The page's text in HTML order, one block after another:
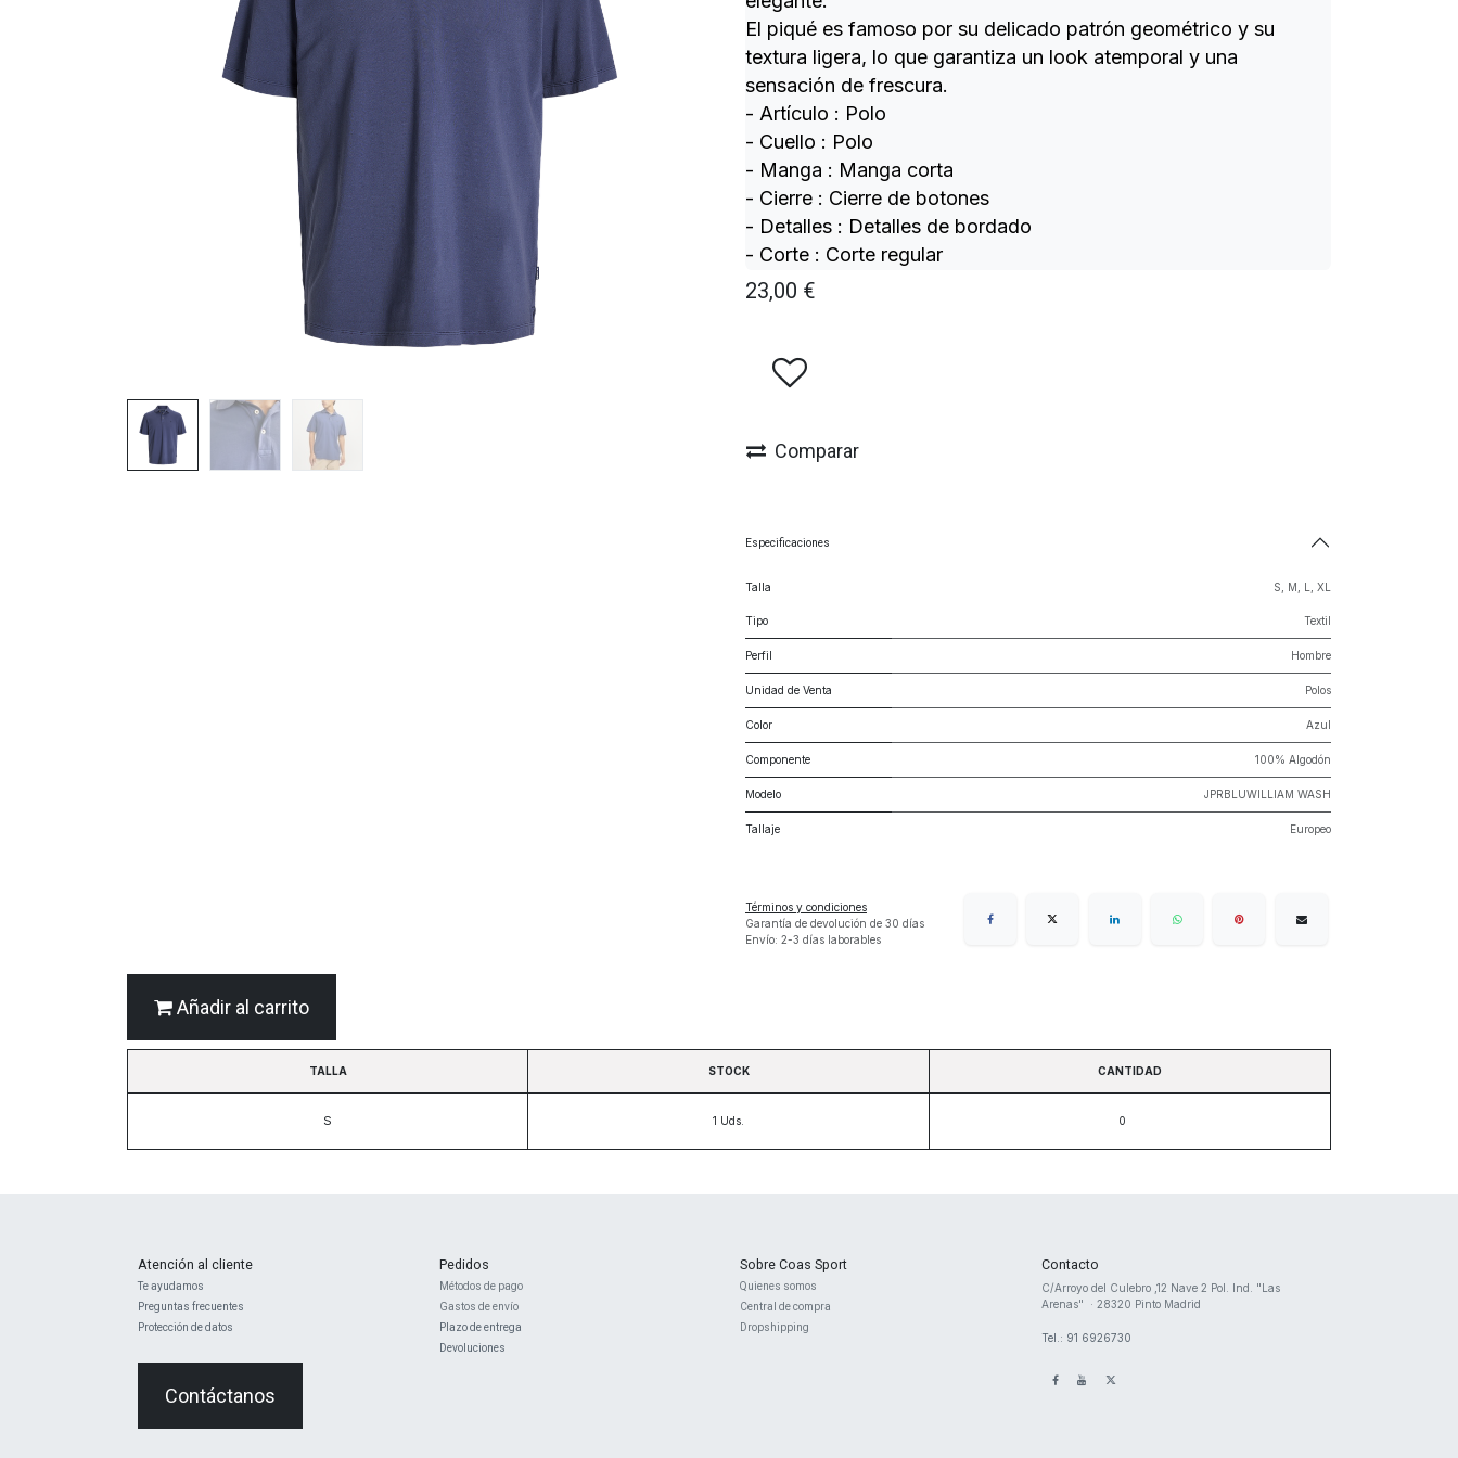
El piqué es famoso por su delicado patrón geométrico y su
textura ligera, lo que garantiza un look atemporal y una
sensación de frescura.
- Artículo : Polo
- Cuello : Polo
- Manga : Manga corta
- Cierre : Cierre de botones
- Detalles : Detalles de bordado
- Corte : Corte regular
23,00 €
Comparar
Especificaciones
Talla S M L XL
Tipo Textil
Perfil Hombre
Unidad de Venta Polos
Color Azul
Componente 100% Algodón
Modelo JPRBLUWILLIAM WASH
Tallaje Europeo
Términos y condiciones
Garantía de devolución de 30 días
Envío: 2-3 días laborables
Añadir al carrito
TALLA STOCK CANTIDAD
S 1 Uds.
Pedidos
Métodos de pago
Gastos de envío
Plazo de entrega
Devoluciones
Atención al cliente
Te ayudamos
Preguntas frecuentes
Protección de datos
Contáctanos
Contacto
​C/Arroyo del Culebro ,12 Nave 2 ​Pol. Ind. "Las
Arenas" · 28320 Pinto Madrid
Tel.: 91 6926730
Sobre Coas Sport
Quienes ​somos
Central de compra
Dropshipping